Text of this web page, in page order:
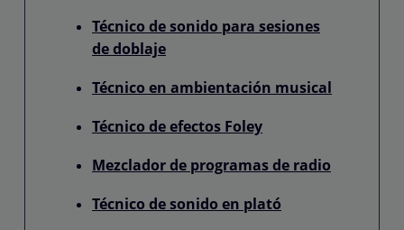
Técnico de sonido para sesiones
de doblaje
Técnico en ambientación musical
Técnico de efectos Foley
Mezclador de programas de radio
Técnico de sonido en plató